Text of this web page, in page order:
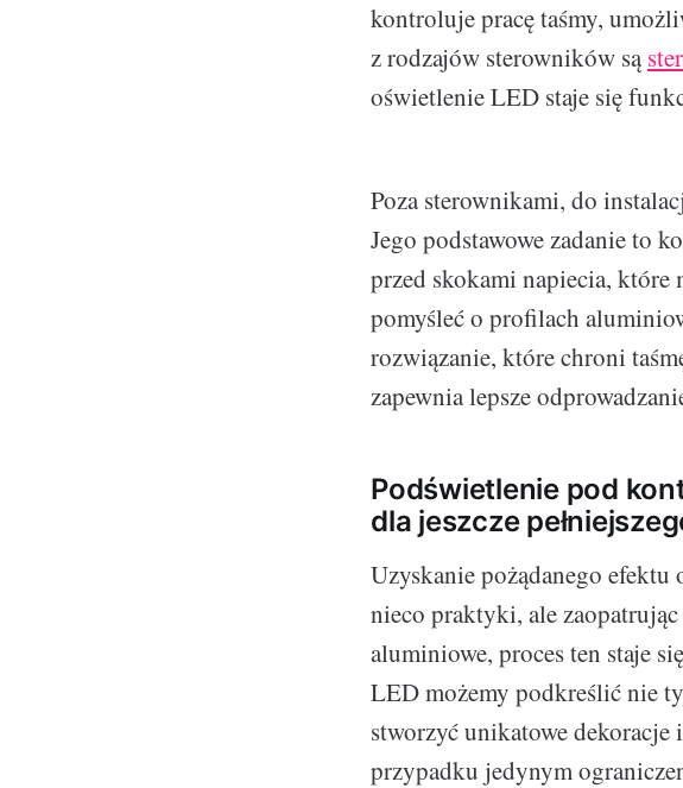
kontroluje pracę taśmy,
z rodzajów sterowników są
oświetlenie LED staje się
Poza sterownikami, do
Jego podstawowe zadanie to
przed skokami napiecia,
pomyśleć o profilach
rozwiązanie, które chroni
zapewnia lepsze
Podświetlenie pod
dla jeszcze
Uzyskanie pożądanego
nieco praktyki, ale
aluminiowe, proces ten staje
LED możemy podkreślić nie
stworzyć unikatowe
przypadku jedynym